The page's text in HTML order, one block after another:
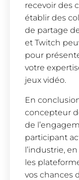
recevoir des
établir des
de partage
et Twitch
pour
votre
jeux vidéo.
En
concepteur
de
participant
l’industrie,
les
vos chances